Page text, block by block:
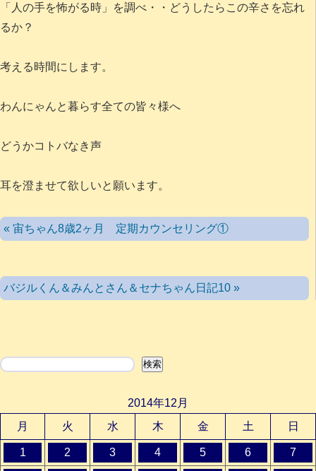
「人の手を怖がる時」を調べ・・どうしたらこの辛さを忘れ
るか？
考える時間にします。
わんにゃんと暮らす全ての皆々様へ
どうかコトバなき声
耳を澄ませて欲しいと願います。
« 宙ちゃん8歳2ヶ月 定期カウンセリング①
バジルくん＆みんとさん＆セナちゃん日記10 »
検索 検索
2014年12月
月
火 水 木 金 土 日
1 2 3 4 5 6 7